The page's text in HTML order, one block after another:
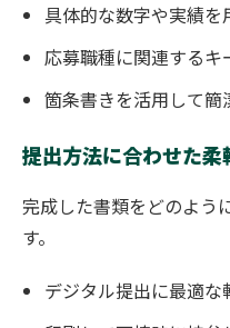
具体的な数字や実績
応募職種に関連するキ
箇条書きを活用して簡
提出方法に合わせた柔
完成した書類をどのよう
す。
デジタル提出に最適